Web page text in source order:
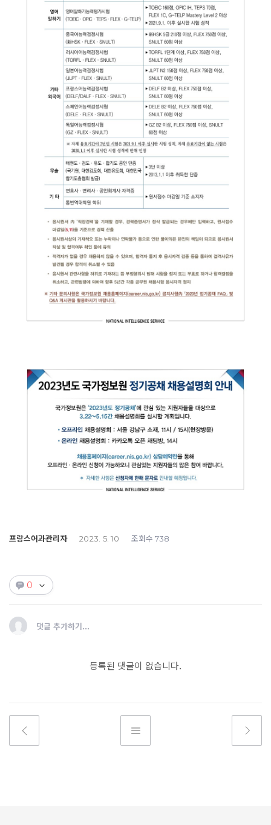
프랑스어과관리자 2023. 5. 10 조회수 738
0
댓글 추가하기...
등록된 댓글이 없습니다.